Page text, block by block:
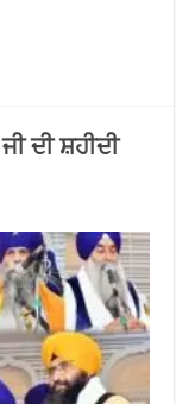
ਦੀ ਸ਼ਹੀਦੀ